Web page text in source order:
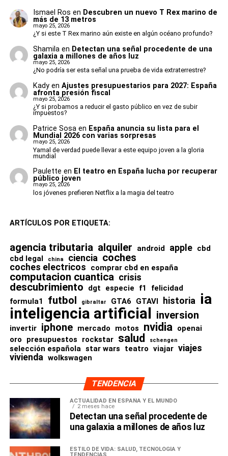
Sin embargo, también existen dudas importantes:
falta de experiencia internacional en algunos
jugadores
estado físico de varias piezas clave
fragilidad defensiva en determinados contextos
dificultad para competir físicamente contra
selecciones más potentes
Luis de la Fuente afronta así el mayor reto de su etapa
como seleccionador: demostrar que esta nueva
generación está preparada para volver a pelear por un
Mundial.
Eso significa que varios de los mosasaurios más conocidos
del mundo pertenecían en realidad a una especie distinta
décadas.
Los mosasaurios eran los
auténticos reyes del océano
en los dinosaurios terrestres, los mares del Cretácico
estaban dominados por criaturas igual o incluso más
aterradoras.
Los mosasaurios eran reptiles marinos gigantescos que
evolucionaron a partir de antiguos lagartos.
cuerpos hidrodinámicos
enormes colas para impulsarse
mandíbulas masivas
visión adaptada a la caza marina
Algunas especies llegaron a convertirse en auténticos
superdepredadores oceánicos.
El nuevoTylosaurus rexrepresenta probablemente uno de
los ejemplos más extremos descubiertos hasta ahora.
Texas vuelve a convertirse en
territorio de gigantes
prehistóricos
El hallazgo refuerza además la importancia paleontológica
un ejemplar completo, por lo que abrirlo físicamente para
estudiar sus órganos internos podía dañarlo de forma
irreversible.
Para evitarlo, el equipo recurrió a técnicas avanzadas de
microtomografía computarizada, un sistema basado en
modelos tridimensionales extremadamente detallados.
Gracias a esta tecnología, los científicos pudieron analizar:
pico bucal
órganos internos
dentición
estructura anatómica
todo ello sin necesidad de destruir el espécimen.
Galápagos sigue
sorprendiendo al mundo
organizado.
Restos humanos, fuego ritual
y pigmentos rojos
En el interior de las estructuras aparecieron múltiples
niveles funerarios con restos humanos pertenecientes a
distintas épocas.
Los investigadores localizaron:
inhumaciones primarias
restos desarticulados
enterramientos dobles
osarios colectivos
También aparecieron señales claras de prácticas rituales
complejas.
Uno de los elementos más repetidos fue la presencia de
óxido de hierro rojo, un pigmento utilizado
frecuentemente en rituales funerarios prehistóricos y
asociado simbólicamente con la sangre, la vida y la
regeneración.
Además, algunas cámaras mostraban evidencias de
quemadas de forma intencionada.
Los objetos encontrados
revelan contactos a larga
distancia
Ismael Ros en Descubren un nuevo T Rex marino de
más de 13 metros
mayo 25, 2026
¿Y si este T Rex marino aún existe en algún océano profundo?
Shamilaen Detectan una señal procedente de una
galaxia a millones de años luz
mayo 25, 2026
¿No podría ser esta señal una prueba de vida extraterrestre?
KadyenAjustes presupuestarios para 2027: España
afronta presión fiscal
mayo 25, 2026
¿Y si probamos a reducir el gasto público en vez de subir
impuestos?
Patrice Sosa en España anuncia su lista para el
Mundial 2026 con varias sorpresas
mayo 25, 2026
Yamal de verdad puede llevar a este equipo joven a la gloria
mundial
Paulette en El teatro en España lucha por recuperar
público joven
mayo 25, 2026
los jóvenes prefieren Netflix a la magia del teatro
ARTÍCULOS POR ETIQUETA:
agencia tributaria alquiler android apple cbd
cbd legal
china ciencia coches
coches electricos comprar cbd en españa
computacion cuantica crisis
descubrimiento dgt especie f1
felicidad
formula1
futbol gibraltar GTA6 GTAVI historia ia
inteligencia artificial inversion
invertir iphone mercado motos nvidia openai
oro
presupuestos rockstar salud schengen
selección española star wars teatro viajar viajes
vivienda wolkswagen
TENDENCIA
ACTUALIDAD EN ESPAÑA Y EL MUNDO
2 meses hace
Detectan una señal procedente de
una galaxia a millones de años luz
ESTILO DE VIDA: SALUD, TECNOLOGÍA Y